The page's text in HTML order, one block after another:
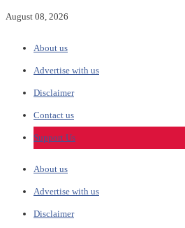
August 08, 2026
About us
Advertise with us
Disclaimer
Contact us
Support Us
About us
Advertise with us
Disclaimer